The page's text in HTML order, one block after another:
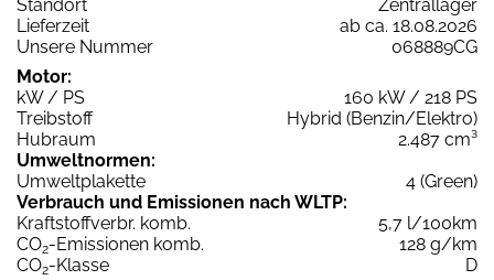
Standort
Zentrallager
Lieferzeit
ab ca. 18.08.2026
Unsere Nummer
068889CG
Motor:
kW / PS
160 kW / 218 PS
Treibstoff
Hybrid (Benzin/Elektro)
Hubraum
2.487 cm³
Umweltnormen:
Umweltplakette
4 (Green)
Verbrauch und Emissionen nach WLTP:
Kraftstoffverbr. komb.
5,7 l/100km
CO2-Emissionen komb.
128 g/km
CO2-Klasse
D